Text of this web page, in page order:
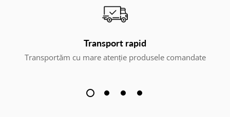
Transport rapid
Transportăm cu mare atenție produsele comandate